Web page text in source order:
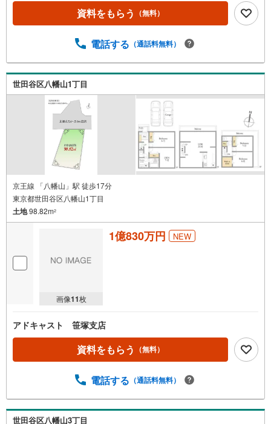
資料をもらう （無料）
電話する （通話料無料）
世田谷区八幡山1丁目
京王線 「八幡山」駅 徒歩17分
東京都世田谷区八幡山1丁目
土地98.82m2
画像11枚
1億830万円 NEW
アドキャスト 笹塚支店
資料をもらう （無料）
電話する （通話料無料）
世田谷区八幡山3丁目